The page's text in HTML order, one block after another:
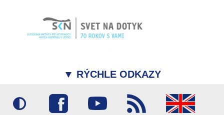
▼ RÝCHLE ODKAZY